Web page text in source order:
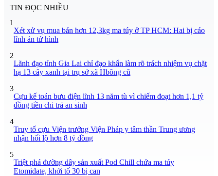
TIN ĐỌC NHIỀU
1
Xét xử vụ mua bán hơn 12,3kg ma túy ở TP HCM: Hai bị cáo
lĩnh án tử hình
2
Lãnh đạo tỉnh Gia Lai chỉ đạo khẩn làm rõ trách nhiệm vụ chặt
hạ 13 cây xanh tại trụ sở xã Hbông cũ
3
Cựu kế toán bưu điện lĩnh 13 năm tù vì chiếm đoạt hơn 1,1 tỷ
đồng tiền chi trả an sinh
4
Truy tố cựu Viện trưởng Viện Pháp y tâm thần Trung ương
nhận hối lộ hơn 8 tỷ đồng
5
Triệt phá đường dây sản xuất Pod Chill chứa ma túy
Etomidate, khởi tố 30 bị can